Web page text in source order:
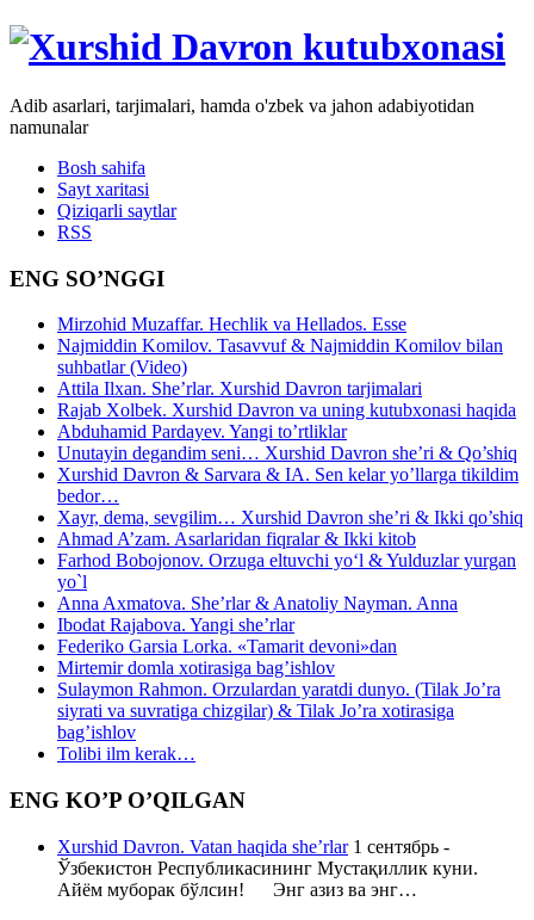
Adib asarlari, tarjimalari, hamda o'zbek va jahon adabiyotidan
namunalar
Bosh sahifa
Sayt xaritasi
Qiziqarli saytlar
RSS
ENG SO’NGGI
Mirzohid Muzaffar. Hechlik va Hellados. Esse
Najmiddin Komilov. Tasavvuf & Najmiddin Komilov bilan
suhbatlar (Video)
Attila Ilxan. She’rlar. Xurshid Davron tarjimalari
Rajab Xolbek. Xurshid Davron va uning kutubxonasi haqida
Abduhamid Pardayev. Yangi to’rtliklar
Unutayin degandim seni… Xurshid Davron she’ri & Qo’shiq
Xurshid Davron & Sarvara & IA. Sen kelar yo’llarga tikildim
bedor…
Xayr, dema, sevgilim… Xurshid Davron she’ri & Ikki qo’shiq
Ahmad A’zam. Asarlaridan fiqralar & Ikki kitob
Farhod Bobojonov. Orzuga eltuvchi yo‘l & Yulduzlar yurgan
yo`l
Anna Axmatova. She’rlar & Anatoliy Nayman. Anna
Ibodat Rajabova. Yangi she’rlar
Federiko Garsia Lorka. «Tamarit devoni»dan
Mirtemir domla xotirasiga bag’ishlov
Sulaymon Rahmon. Orzulardan yaratdi dunyo. (Tilak Jo’ra
siyrati va suvratiga chizgilar) & Tilak Jo’ra xotirasiga
bag’ishlov
Tolibi ilm kerak…
ENG KO’P O’QILGAN
Xurshid Davron. Vatan haqida she’rlar1 сентябрь -
Ўзбекистон Республикасининг Мустақиллик куни.
Айём муборак бўлсин! Энг азиз ва энг…